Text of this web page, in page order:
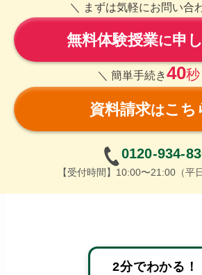
＼ まずは気軽にお問い合
無料体験授業に申
＼ 簡単手続き40秒
資料請求はこち
0120-934-
【受付時間】10:00〜21:00（平
2分でわかる！